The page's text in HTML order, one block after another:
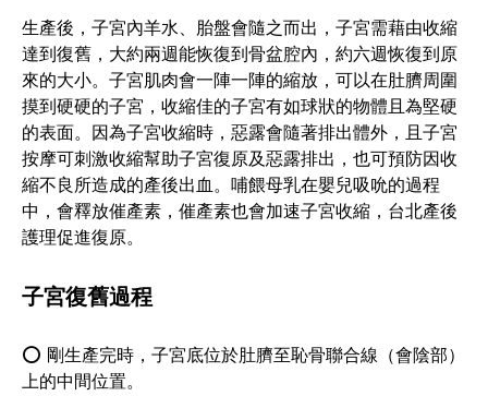
生產後，子宮內羊水、胎盤會隨之而出，子宮需藉由收縮
達到復舊，大約兩週能恢復到骨盆腔內，約六週恢復到原
來的大小。子宮肌肉會一陣一陣的縮放，可以在肚臍周圍
摸到硬硬的子宮，收縮佳的子宮有如球狀的物體且為堅硬
的表面。因為子宮收縮時，惡露會隨著排出體外，且子宮
按摩可刺激收縮幫助子宮復原及惡露排出，也可預防因收
縮不良所造成的產後出血。哺餵母乳在嬰兒吸吮的過程
中，會釋放催產素，催產素也會加速子宮收縮，台北產後
護理促進復原。
子宮復舊過程
⭕ 剛生產完時，子宮底位於肚臍至恥骨聯合線（會陰部）
上的中間位置。